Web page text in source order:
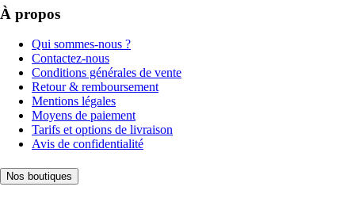
À propos
Qui sommes-nous ?
Contactez-nous
Conditions générales de vente
Retour & remboursement
Mentions légales
Moyens de paiement
Tarifs et options de livraison
Avis de confidentialité
Nos boutiques